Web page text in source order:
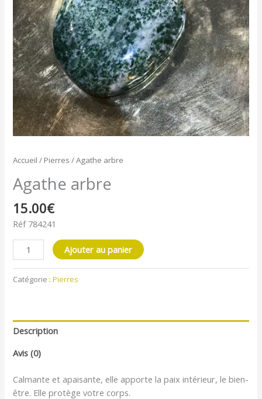
Accueil / Pierres / Agathe arbre
Agathe arbre
15.00€
Réf 784241
Ajouter au panier
Catégorie :Pierres
Description
Avis (0)
Calmante et apaisante, elle apporte la paix intérieur, le bien-
être. Elle protège votre corps.